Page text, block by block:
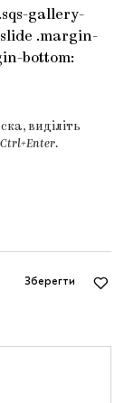
.sqs-gallery-
.margin-
bottom:
виділіть
Ctrl+Enter.
Зберегти